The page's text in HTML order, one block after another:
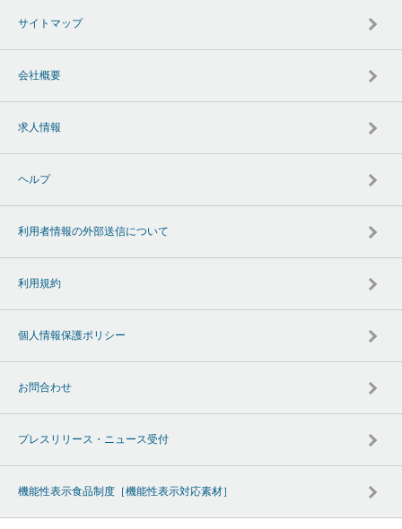
サイトマップ
会社概要
求人情報
ヘルプ
利用者情報の外部送信について
利用規約
個人情報保護ポリシー
お問合わせ
プレスリリース・ニュース受付
機能性表示食品制度［機能性表示対応素材］